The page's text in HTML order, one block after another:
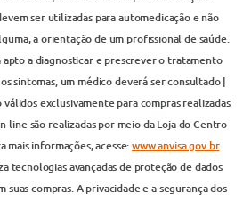
ser utilizadas para automedicação e não
a orientação de um profissional de saúde.
apto a diagnosticar e prescrever o tratamento
sintomas, um médico deverá ser consultado |
válidos exclusivamente para compras realizadas
line são realizadas por meio da Loja do Centro
mais informações, acesse:www.anvisa.gov.br
tecnologias avançadas de proteção de dados
suas compras. A privacidade e a segurança dos